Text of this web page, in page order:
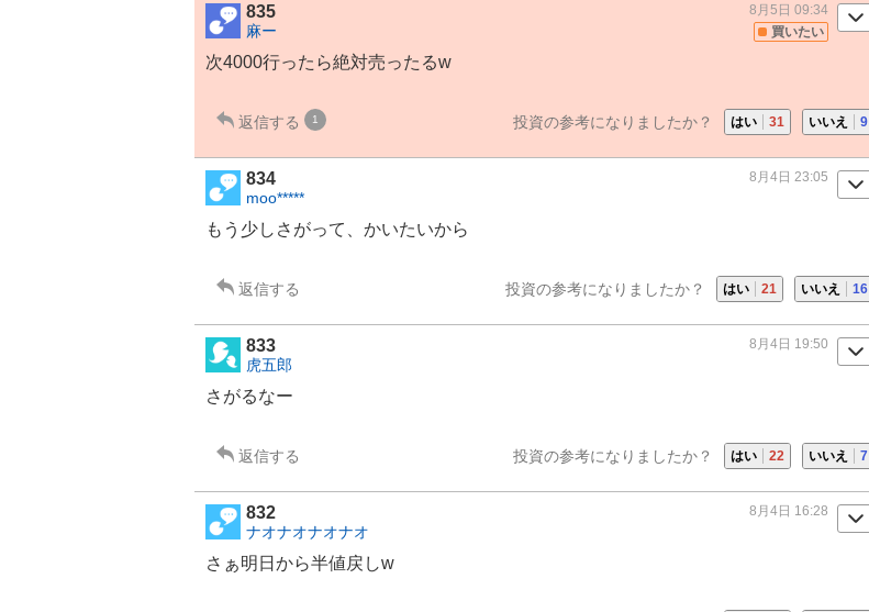
835
麻ー 買いたい
8月5日 09:34
次4000行ったら絶対売ったるw
返信する 1 投資の参考になりましたか？ はい 31 いいえ 9
834
moo*****
8月4日 23:05
もう少しさがって、かいたいから
返信する 投資の参考になりましたか？ はい 21 いいえ 16
833
虎五郎
8月4日 19:50
さがるなー
返信する 投資の参考になりましたか？ はい 22 いいえ 7
832
ナオナオナオナオ
8月4日 16:28
さぁ明日から半値戻しw